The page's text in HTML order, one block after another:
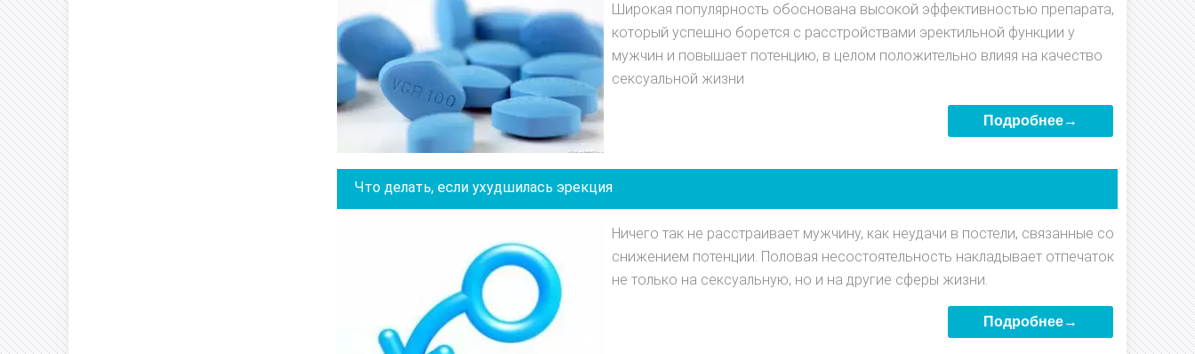
Широкая популярность обоснована высокой эффективностью препарата,
который успешно борется с расстройствами эректильной функции у
мужчин и повышает потенцию, в целом положительно влияя на качество
сексуальной жизни
Подробнее→
Что делать, если ухудшилась эрекция
Ничего так не расстраивает мужчину, как неудачи в постели, связанные со
снижением потенции. Половая несостоятельность накладывает отпечаток
не только на сексуальную, но и на другие сферы жизни.
Подробнее→